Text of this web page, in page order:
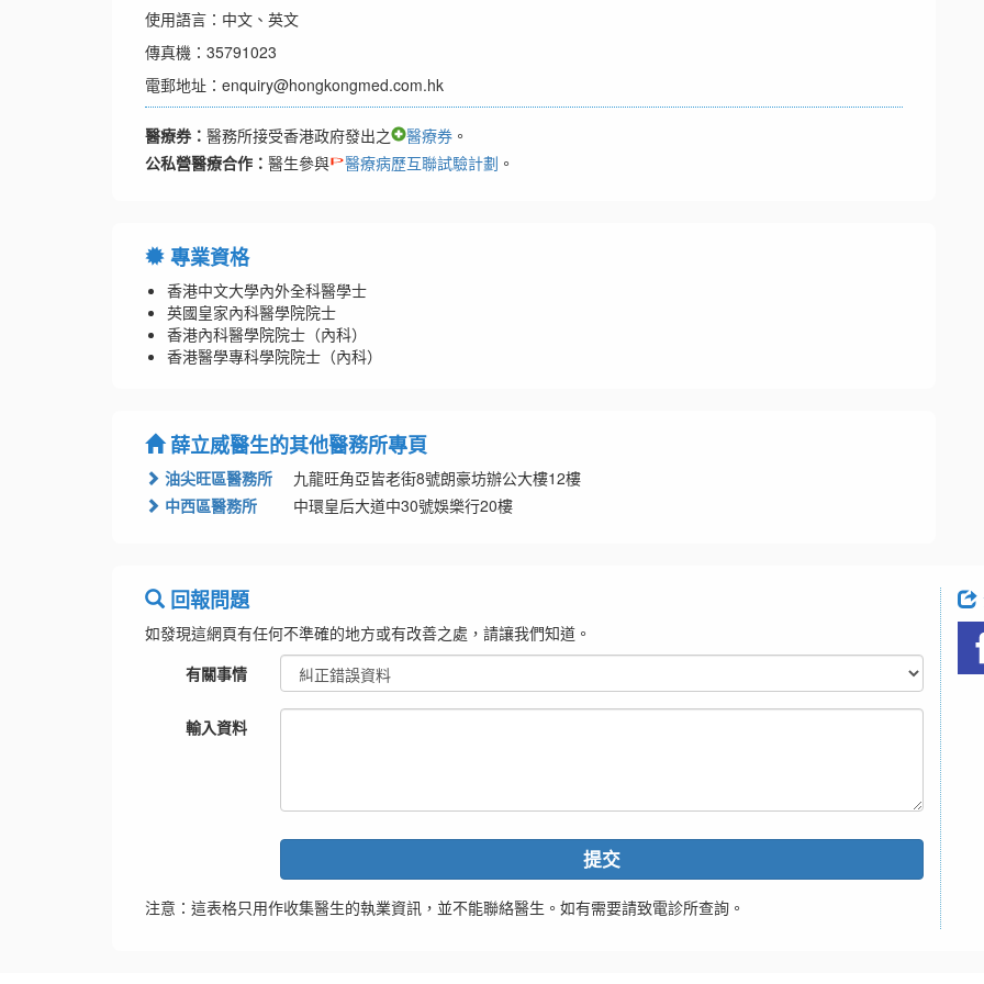
使用語言：中文、英文
傳真機：35791023
電郵地址：enquiry@hongkongmed.com.hk
醫療券： 醫務所接受香港政府發出之 醫療券 。
公私營醫療合作： 醫生參與 醫療病歷互聯試驗計劃 。
專業資格
香港中文大學內外全科醫學士
英國皇家內科醫學院院士
香港內科醫學院院士（內科）
香港醫學專科學院院士（內科）
薛立威醫生的其他醫務所專頁
油尖旺區醫務所
九龍旺角亞皆老街8號朗豪坊辦公大樓12樓
中西區醫務所
中環皇后大道中30號娛樂行20樓
回報問題
如發現這網頁有任何不準確的地方或有改善之處，請讓我們知道。
有關事情
輸入資料
提交
注意：這表格只用作收集醫生的執業資訊，並不能聯絡醫生。如有需要請致電診所查詢。